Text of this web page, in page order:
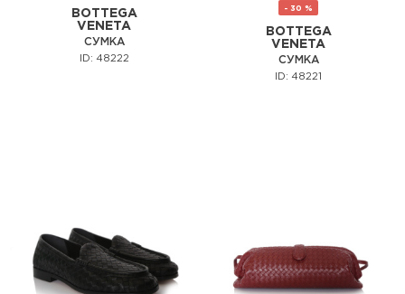
BOTTEGA
VENETA
СУМКА
ID: 48222
- 30 %
BOTTEGA
VENETA
СУМКА
ID: 48221